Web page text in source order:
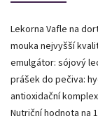
Lekorna Vafle na
mouka nejvyšší
emulgátor: sójový
prášek do pečiva:
antioxidační
Nutriční hodnota na